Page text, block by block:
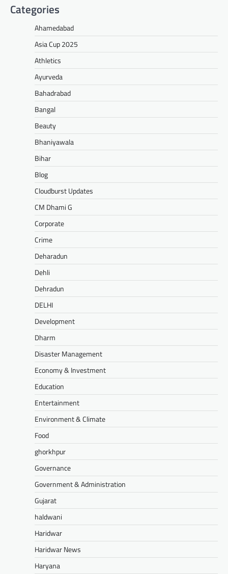
Categories
Ahamedabad
Asia Cup 2025
Athletics
Ayurveda
Bahadrabad
Bangal
Beauty
Bhaniyawala
Bihar
Blog
Cloudburst Updates
CM Dhami G
Corporate
Crime
Deharadun
Dehli
Dehradun
DELHI
Development
Dharm
Disaster Management
Economy & Investment
Education
Entertainment
Environment & Climate
Food
ghorkhpur
Governance
Government & Administration
Gujarat
haldwani
Haridwar
Haridwar News
Haryana